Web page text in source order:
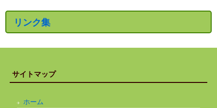
リンク集
サイトマップ
ホーム